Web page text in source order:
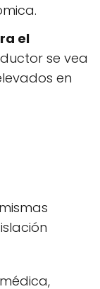
el
se vea
en